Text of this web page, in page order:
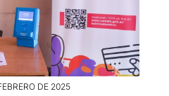
DE 2025